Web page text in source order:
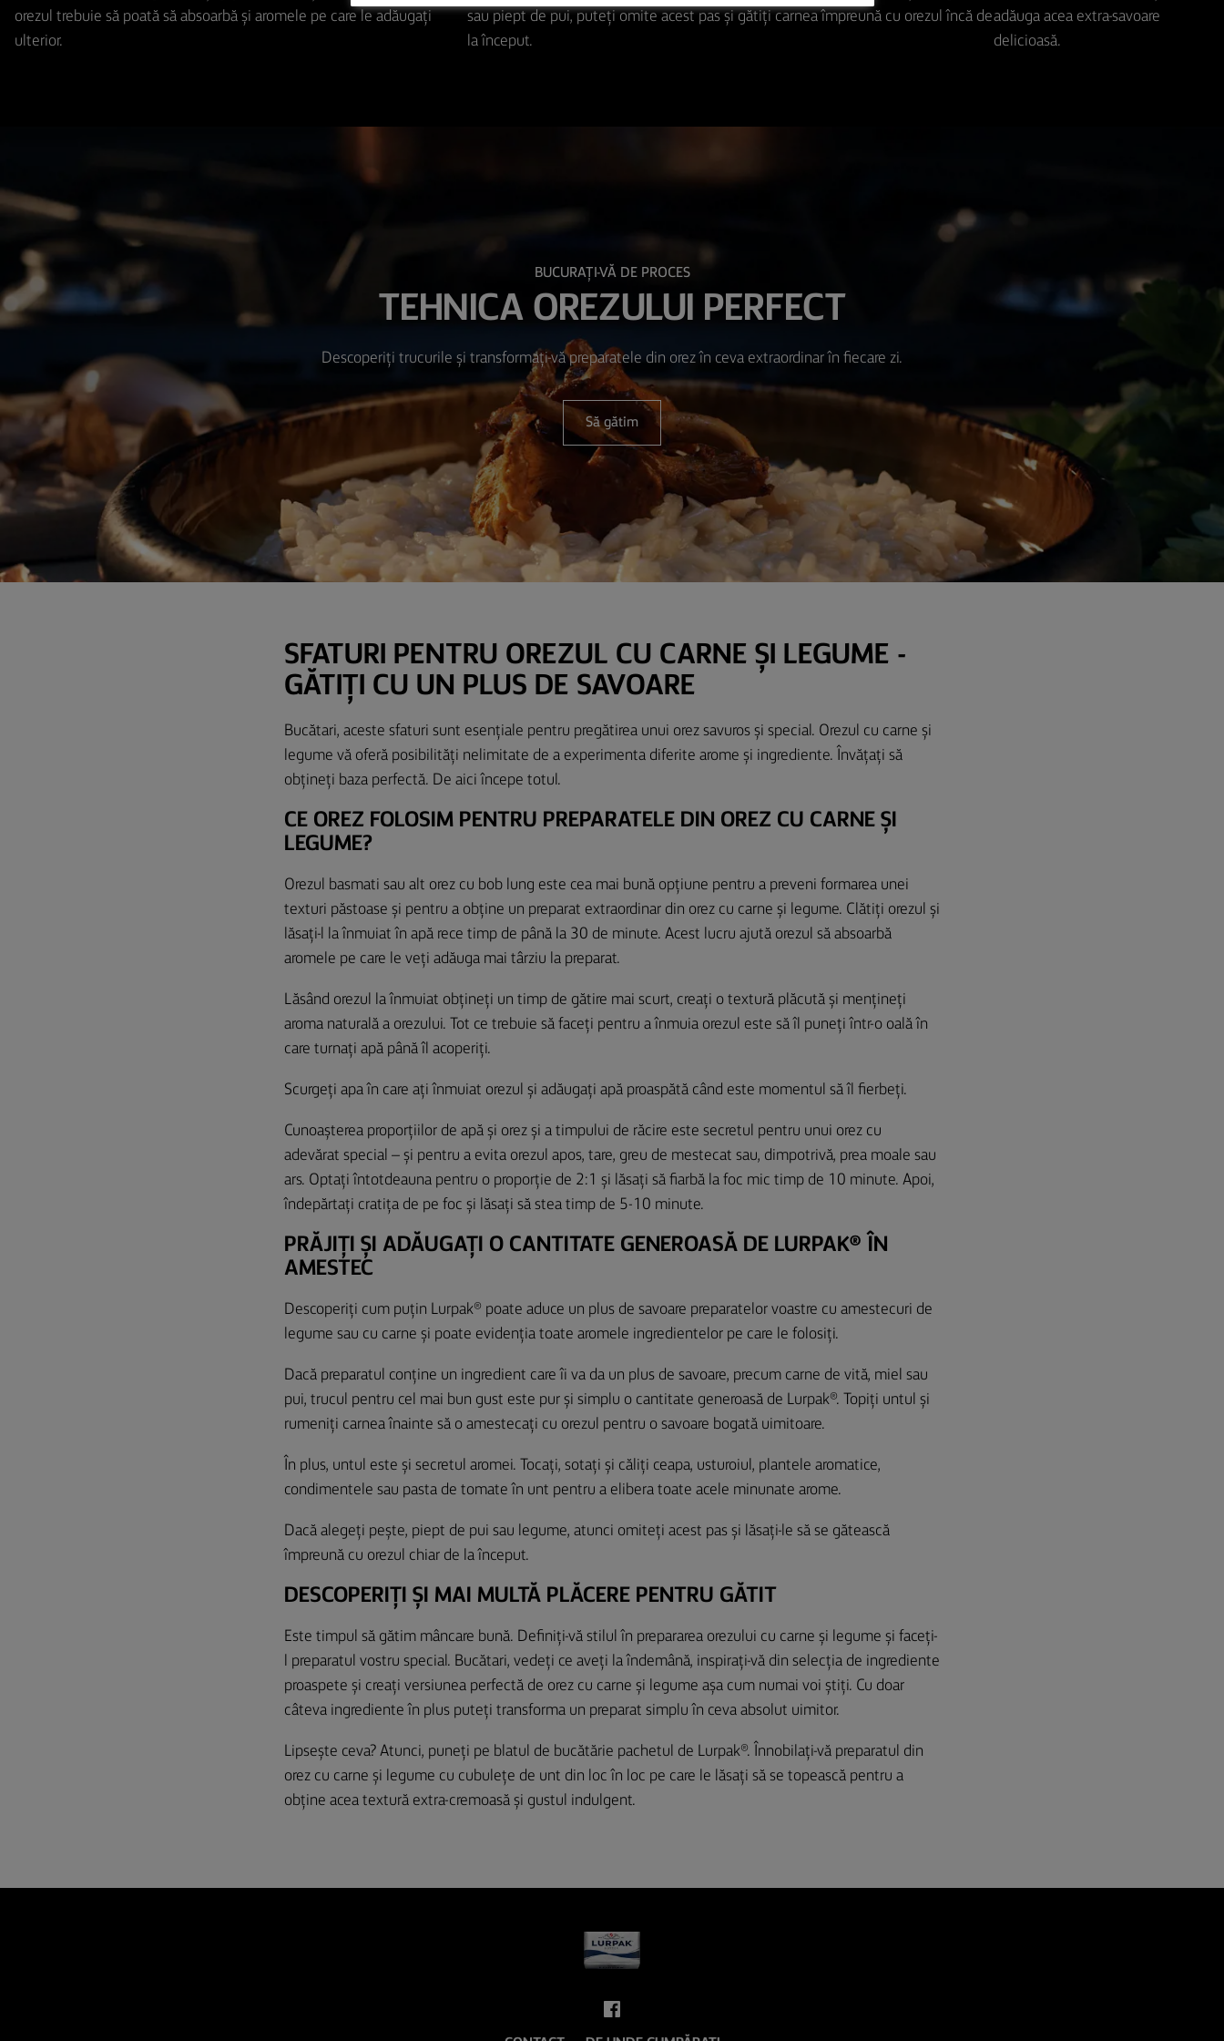
orezul trebuie să poată să absoarbă și aromele pe care le adăugați
ulterior.
sau piept de pui, puteți omite acest pas și gătiți carnea împreună cu orezul încă de
la început.
adăuga acea extra-savoare
delicioasă.
BUCURAȚI-VĂ DE PROCES
TEHNICA OREZULUI PERFECT
Descoperiți trucurile și transformați-vă preparatele din orez în ceva extraordinar în fiecare zi.
Să gătim
SFATURI PENTRU OREZUL CU CARNE ȘI LEGUME -
GĂTIȚI CU UN PLUS DE SAVOARE
Bucătari, aceste sfaturi sunt esențiale pentru pregătirea unui orez savuros și special. Orezul cu carne și
legume vă oferă posibilități nelimitate de a experimenta diferite arome și ingrediente. Învățați să
obțineți baza perfectă. De aici începe totul.
CE OREZ FOLOSIM PENTRU PREPARATELE DIN OREZ CU CARNE ȘI
LEGUME?
Orezul basmati sau alt orez cu bob lung este cea mai bună opțiune pentru a preveni formarea unei
texturi păstoase și pentru a obține un preparat extraordinar din orez cu carne și legume. Clătiți orezul și
lăsați-l la înmuiat în apă rece timp de până la 30 de minute. Acest lucru ajută orezul să absoarbă
aromele pe care le veți adăuga mai târziu la preparat.
Lăsând orezul la înmuiat obțineți un timp de gătire mai scurt, creați o textură plăcută și mențineți
aroma naturală a orezului. Tot ce trebuie să faceți pentru a înmuia orezul este să îl puneți într-o oală în
care turnați apă până îl acoperiți.
Scurgeți apa în care ați înmuiat orezul și adăugați apă proaspătă când este momentul să îl fierbeți.
Cunoașterea proporțiilor de apă și orez și a timpului de răcire este secretul pentru unui orez cu
adevărat special – și pentru a evita orezul apos, tare, greu de mestecat sau, dimpotrivă, prea moale sau
ars. Optați întotdeauna pentru o proporție de 2:1 și lăsați să fiarbă la foc mic timp de 10 minute. Apoi,
îndepărtați cratița de pe foc și lăsați să stea timp de 5-10 minute.
PRĂJIȚI ȘI ADĂUGAȚI O CANTITATE GENEROASĂ DE LURPAK® ÎN
AMESTEC
Descoperiți cum puțin Lurpak® poate aduce un plus de savoare preparatelor voastre cu amestecuri de
legume sau cu carne și poate evidenția toate aromele ingredientelor pe care le folosiți.
Dacă preparatul conține un ingredient care îi va da un plus de savoare, precum carne de vită, miel sau
pui, trucul pentru cel mai bun gust este pur și simplu o cantitate generoasă de Lurpak®. Topiți untul și
rumeniți carnea înainte să o amestecați cu orezul pentru o savoare bogată uimitoare.
În plus, untul este și secretul aromei. Tocați, sotați și căliți ceapa, usturoiul, plantele aromatice,
condimentele sau pasta de tomate în unt pentru a elibera toate acele minunate arome.
Dacă alegeți pește, piept de pui sau legume, atunci omiteți acest pas și lăsați-le să se gătească
împreună cu orezul chiar de la început.
DESCOPERIȚI ȘI MAI MULTĂ PLĂCERE PENTRU GĂTIT
Este timpul să gătim mâncare bună. Definiți-vă stilul în prepararea orezului cu carne și legume și faceți-
l preparatul vostru special. Bucătari, vedeți ce aveți la îndemână, inspirați-vă din selecția de ingrediente
proaspete și creați versiunea perfectă de orez cu carne și legume așa cum numai voi știți. Cu doar
câteva ingrediente în plus puteți transforma un preparat simplu în ceva absolut uimitor.
Lipsește ceva? Atunci, puneți pe blatul de bucătărie pachetul de Lurpak®. Înnobilați-vă preparatul din
orez cu carne și legume cu cubulețe de unt din loc în loc pe care le lăsați să se topească pentru a
obține acea textură extra-cremoasă și gustul indulgent.